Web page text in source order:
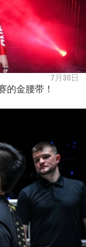
7月30日
的金腰带！